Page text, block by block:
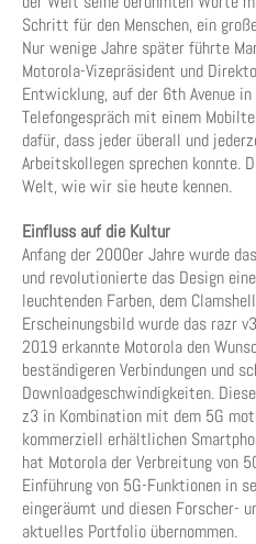
Schritt für den Menschen, ein
Nur wenige Jahre später führte
Motorola-Vizepräsident und
Entwicklung, auf der 6th Avenue
Telefongespräch mit einem
dafür, dass jeder überall und
Arbeitskollegen sprechen konnte.
Welt, wie wir sie heute kennen.
Einfluss auf die Kultur
Anfang der 2000er Jahre wurde
und revolutionierte das Design
leuchtenden Farben, dem
Erscheinungsbild wurde das razr
2019 erkannte Motorola den
beständigeren Verbindungen und
Downloadgeschwindigkeiten.
z3 in Kombination mit dem 5G
kommerziell erhältlichen
hat Motorola der Verbreitung von
Einführung von 5G-Funktionen in
eingeräumt und diesen Forscher-
aktuelles Portfolio übernommen.